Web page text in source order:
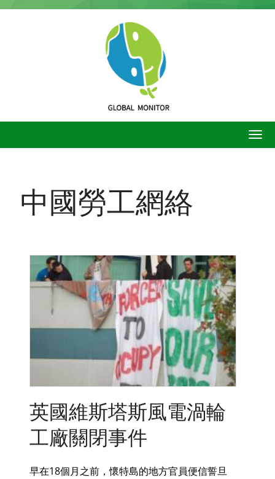
移
中國勞工網絡
英國維斯塔斯風電渦輪
工廠關閉事件
早在18個月之前，懷特島的地方官員便信誓旦